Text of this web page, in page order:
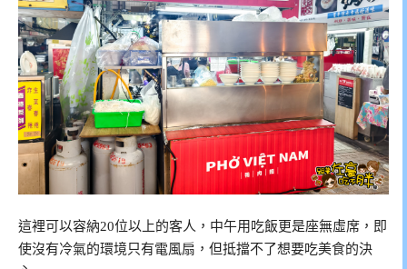
這裡可以容納20位以上的客人，中午用吃飯更是座無虛席，即
使沒有冷氣的環境只有電風扇，但抵擋不了想要吃美食的決